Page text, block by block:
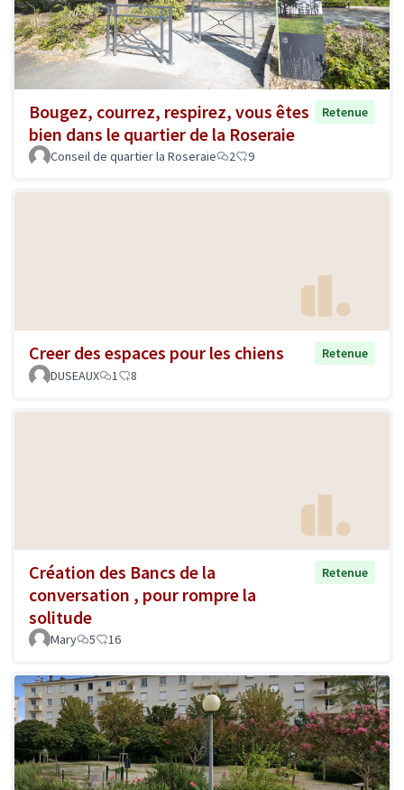
Bougez, courrez, respirez, vous êtes
bien dans le quartier de la Roseraie
Retenue
Conseil de quartier la Roseraie 2 9
Creer des espaces pour les chiens
Retenue
DUSEAUX
1 8
Création des Bancs de la
conversation , pour rompre la
solitude
Retenue
Mary 5 16